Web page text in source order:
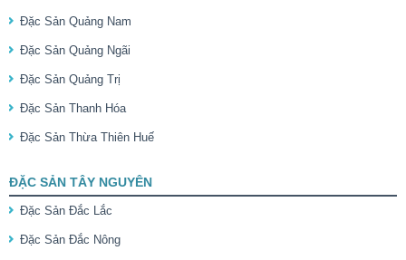
Đặc Sản Quảng Nam
Đặc Sản Quảng Ngãi
Đặc Sản Quảng Trị
Đặc Sản Thanh Hóa
Đặc Sản Thừa Thiên Huế
ĐẶC SẢN TÂY NGUYÊN
Đặc Sản Đắc Lắc
Đặc Sản Đắc Nông